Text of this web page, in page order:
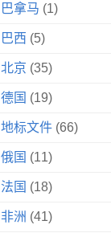
巴拿马 (1)
巴西 (5)
北京 (35)
德国 (19)
地标文件 (66)
俄国 (11)
法国 (18)
非洲 (41)